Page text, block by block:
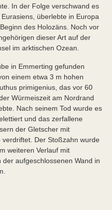
In der Folge verschwand es
überlebte in Europa
des Holozäns. Noch vor
dieser Art auf der
im arktischen Ozean.
in Emmerting gefunden
einem etwa 3 m hohen
primigenius, das vor 60
Würmeiszeit am Nordrand
Nach seinem Tod wurde es
und das zerfallene
der Gletscher mit
Der Stoßzahn wurde
weiteren Verlauf mit
aufgeschlossenen Wand in